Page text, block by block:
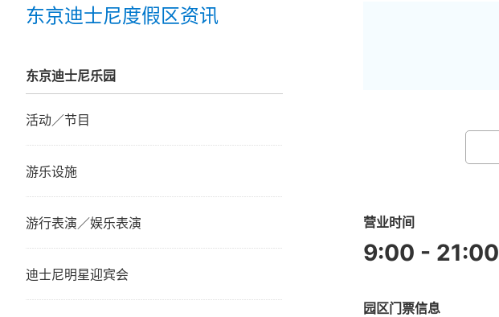
营业时间
9:00 - 21:00
园区门票信息
东京迪士尼度假区资讯
东京迪士尼乐园
活动／节目
游乐设施
游行表演／娱乐表演
迪士尼明星迎宾会